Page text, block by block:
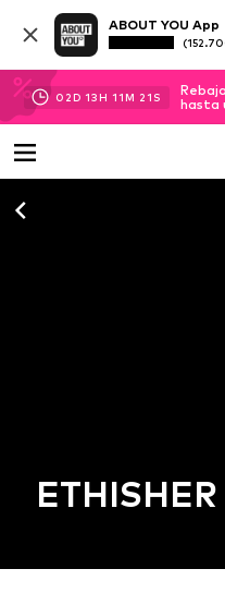
ABOUT YOU App
02D 13H 11M 19 S
hasta